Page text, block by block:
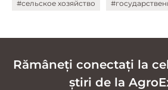
#сельское хозяйство
Rămâneți conectați la
știri de la